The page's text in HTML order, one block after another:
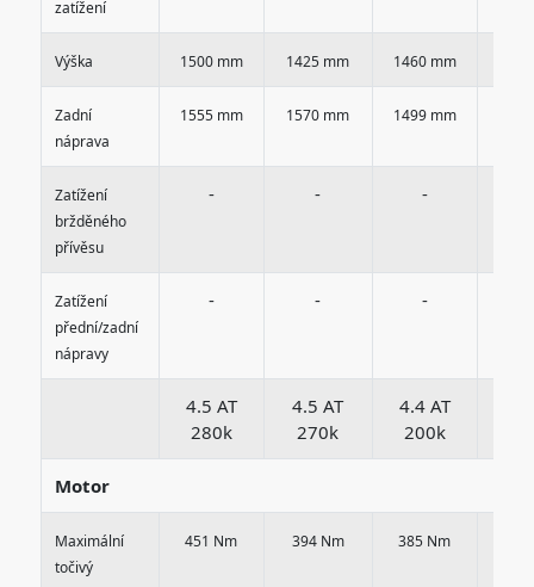
zatížení
Výška 1500 mm 1425 mm 1460 mm
Zadní
náprava
1555 mm 1570 mm 1499 mm
Zatížení
bržděného
přívěsu
- - -
Zatížení
přední/zadní
nápravy
- - -
4.5 AT
280k
4.5 AT
270k
4.4 AT
200k
Motor
Maximální
točivý
451 Nm 394 Nm 385 Nm